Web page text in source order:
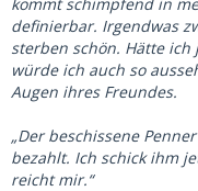
definierbar. Irgendwas
sterben schön. Hätte ich
würde ich auch so
Augen ihres Freundes.
„Der beschissene
bezahlt. Ich schick ihm
reicht mir.“